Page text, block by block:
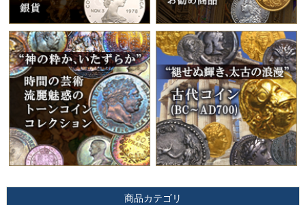
商品カテゴリ